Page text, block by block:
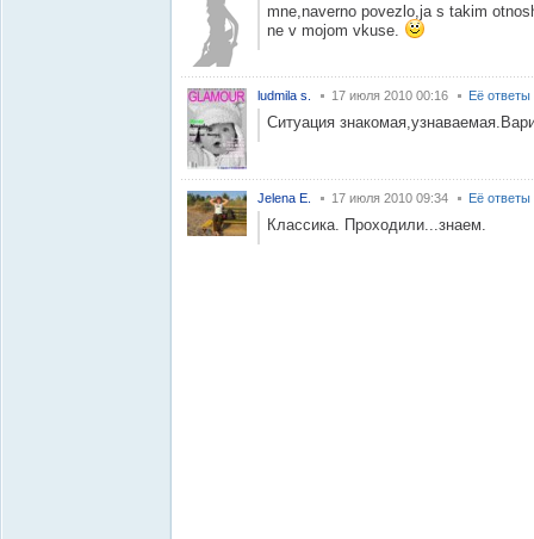
mne,naverno povezlo,ja s takim
ne v mojom vkuse.
ludmila s. 17 июля 2010 00:16 Её ответы
Ситуация
Jelena E. 17 июля 2010 09:34 Её ответы
Классика. Проходили...знаем.